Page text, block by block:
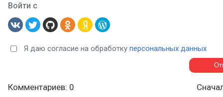
Войти с
Я даю согласие на обработку персональных данных
Комментариев: 0